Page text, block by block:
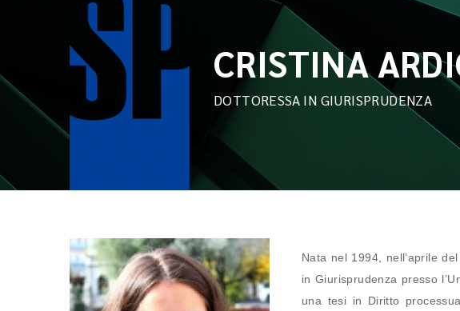
CRISTINA
DOTTORESSA IN GIURISPRUDENZA
Nata nel 1994, nell’aprile
in Giurisprudenza presso
una tesi in Diritto